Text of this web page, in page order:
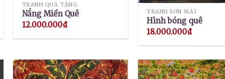
TRANH QUÀ TẶNG
Nắng Miền Quê
12.000.000₫
TRANH SƠN MÀI
Hình bóng quê
18.000.000₫